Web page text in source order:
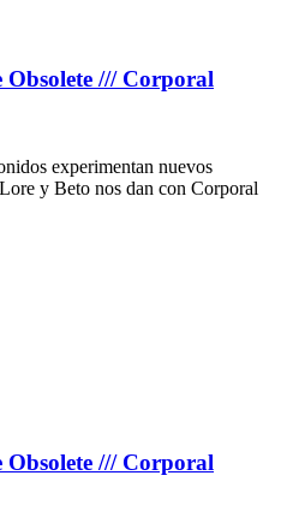
Obsolete /// Corporal
experimentan nuevos
y Beto nos dan con Corporal
Obsolete /// Corporal